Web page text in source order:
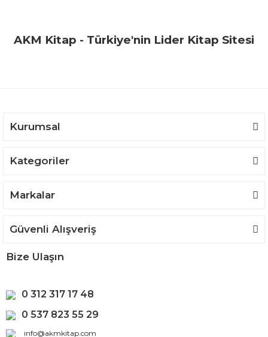
Yorum Yaz
Ürün resmi kalitesiz, bozuk veya görüntülenemiyor.
AKM Kitap - Türkiye'nin Lider Kitap Sitesi
Kurumsal
Kategoriler
Markalar
Güvenli Alışveriş
Bize Ulaşın
0 312 317 17 48
0 537 823 55 29
info@akmkitap.com